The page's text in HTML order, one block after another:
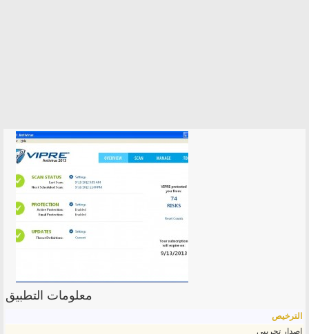
معلومات التطبيق
الترخيص
إصدار تجريبي